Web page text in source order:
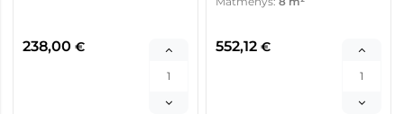
238,00 € 552,12 €